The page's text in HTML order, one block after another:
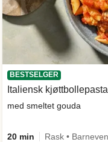
BESTSELGER
Italiensk kjøttbollepasta
med smeltet gouda
20 min